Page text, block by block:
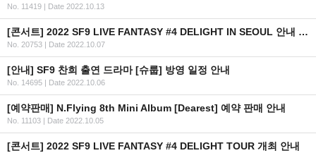
No. 11419 | Date 2022.10.13
[콘서트] 2022 SF9 LIVE FANTASY #4 DELIGHT IN SEOUL 안내 (수정)
No. 20753 | Date 2022.10.07
[안내] SF9 찬희 출연 드라마 [슈룹] 방영 일정 안내
No. 14695 | Date 2022.10.06
[예약판매] N.Flying 8th Mini Album [Dearest] 예약 판매 안내
No. 11103 | Date 2022.10.05
[콘서트] 2022 SF9 LIVE FANTASY #4 DELIGHT TOUR 개최 안내